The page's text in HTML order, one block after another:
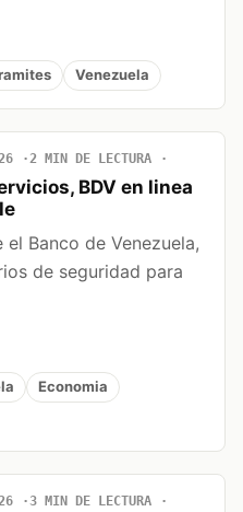
Venezuela
2 MIN DE LECTURA
BDV en linea
Banco de Venezuela,
de seguridad para
Economia
3 MIN DE LECTURA